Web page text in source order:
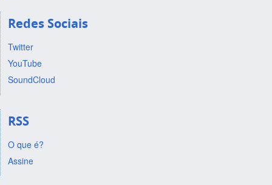
Redes Sociais
Twitter
YouTube
SoundCloud
RSS
O que é?
Assine